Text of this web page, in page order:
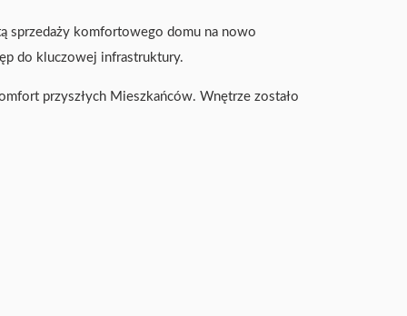
sprzedaży komfortowego domu na nowo
do kluczowej infrastruktury.
przyszłych Mieszkańców. Wnętrze zostało